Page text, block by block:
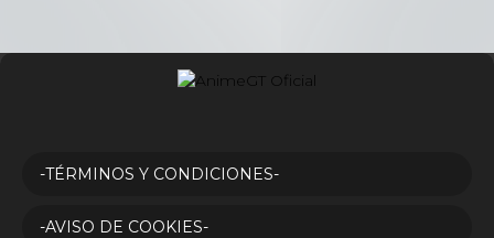
-TÉRMINOS Y CONDICIONES-
-AVISO DE COOKIES-